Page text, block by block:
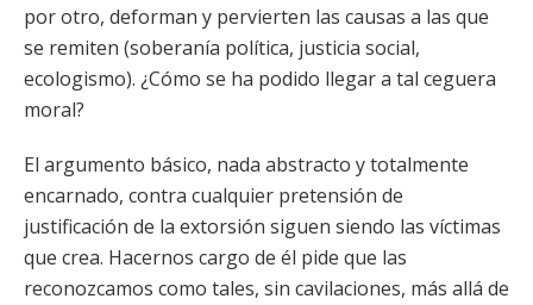
por otro, deforman y pervierten las causas a las que
se remiten (soberanía política, justicia social,
ecologismo). ¿Cómo se ha podido llegar a tal ceguera
moral?
El argumento básico, nada abstracto y totalmente
encarnado, contra cualquier pretensión de
justificación de la extorsión siguen siendo las víctimas
que crea. Hacernos cargo de él pide que las
reconozcamos como tales, sin cavilaciones, más allá de